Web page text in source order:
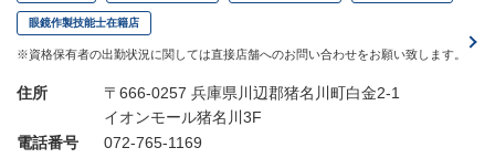
眼鏡作製技能士在籍店
※資格保有者の出勤状況に関しては直接店舗へのお問い合わせをお願い致します。
住所
〒666-0257 兵庫県川辺郡猪名川町白金2-1
イオンモール猪名川3F
電話番号
072-765-1169